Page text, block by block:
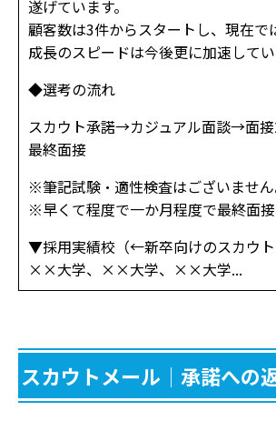
遂げています。
顧客数は3件からスタートし、現在で
成長のスピードは今後更に加速してい
◆選考の流れ
スカウト承諾→カジュアル面談→面
最終面接
※筆記試験・適性検査はございません
※早くて程度で一か月程度で最終面接
▼採用実績校（←新卒向けのスカウト
××大学、××大学、××大学...
スカウトメール│承諾への